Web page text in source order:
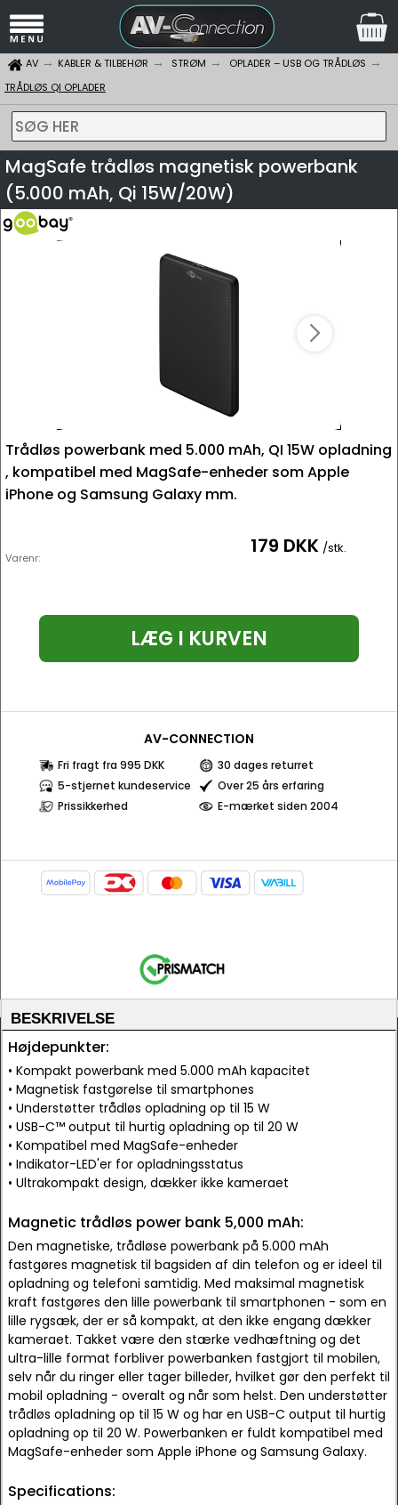
AV KABLER & TILBEHØR STRØM
OPLADER – USB OG TRÅDLØS
TRÅDLØS QI OPLADER
SØG HER
MagSafe trådløs magnetisk powerbank
(5.000 mAh, Qi 15W/20W)
Trådløs powerbank med 5.000 mAh, QI 15W opladning
, kompatibel med MagSafe-enheder som Apple
iPhone og Samsung Galaxy mm.
Varenr: 179 DKK /stk.
LÆG I KURVEN
AV-CONNECTION
Fri fragt fra 995 DKK
30 dages returret
5-stjernet kundeservice
Over 25 års erfaring
Prissikkerhed
E-mærket siden 2004
BESKRIVELSE
Højdepunkter:
• Kompakt powerbank med 5.000 mAh kapacitet
• Magnetisk fastgørelse til smartphones
• Understøtter trådløs opladning op til 15 W
• USB-C™ output til hurtig opladning op til 20 W
• Kompatibel med MagSafe-enheder
• Indikator-LED'er for opladningsstatus
• Ultrakompakt design, dækker ikke kameraet
Magnetic trådløs power bank 5,000 mAh:
Den magnetiske, trådløse powerbank på 5.000 mAh
fastgøres magnetisk til bagsiden af din telefon og er ideel til
opladning og telefoni samtidig. Med maksimal magnetisk
kraft fastgøres den lille powerbank til smartphonen - som en
lille rygsæk, der er så kompakt, at den ikke engang dækker
kameraet. Takket være den stærke vedhæftning og det
ultra-lille format forbliver powerbanken fastgjort til mobilen,
selv når du ringer eller tager billeder, hvilket gør den perfekt til
mobil opladning - overalt og når som helst. Den understøtter
trådløs opladning op til 15 W og har en USB-C output til hurtig
opladning op til 20 W. Powerbanken er fuldt kompatibel med
MagSafe-enheder som Apple iPhone og Samsung Galaxy.
Specifications: